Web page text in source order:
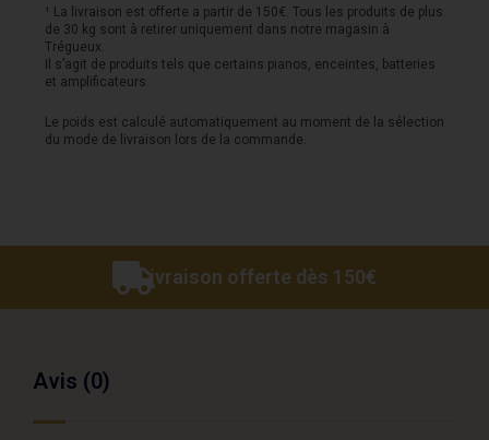
hybrid
D'ADDARIO
bamboo
¹ La livraison est offerte a partir de 150€. Tous les produits de plus
de 30 kg sont à retirer uniquement dans notre magasin à
Trégueux.
Il s’agit de produits tels que certains pianos, enceintes, batteries
et amplificateurs.
Le poids est calculé automatiquement au moment de la sélection
du mode de livraison lors de la commande.
Livraison offerte dès 150€
Avis (0)